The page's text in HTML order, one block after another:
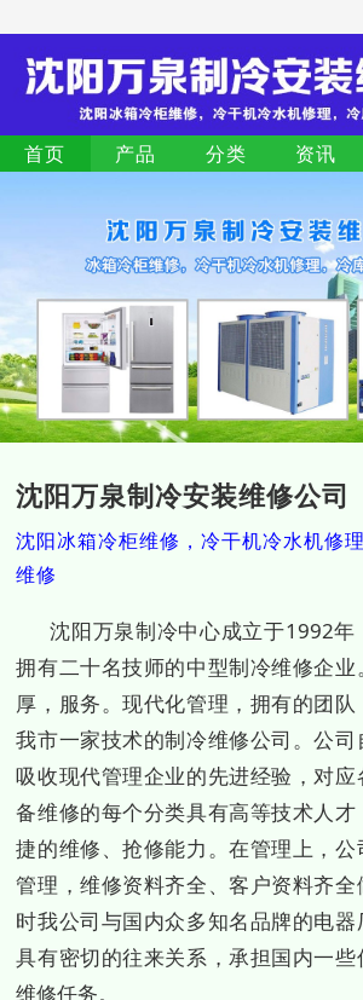
首页 产品 分类 资讯
沈阳万泉制冷安装维修公司
沈阳冰箱冷柜维修，冷干机冷水机修
维修
沈阳万泉制冷中心成立于1992年
拥有二十名技师的中型制冷维修企
厚，服务。现代化管理，拥有的团
我市一家技术的制冷维修公司。公
吸收现代管理企业的先进经验，对
备维修的每个分类具有高等技术人
捷的维修、抢修能力。在管理上，
管理，维修资料齐全、客户资料齐
时我公司与国内众多知名品牌的电
具有密切的往来关系，承担国内一些
维修任务。